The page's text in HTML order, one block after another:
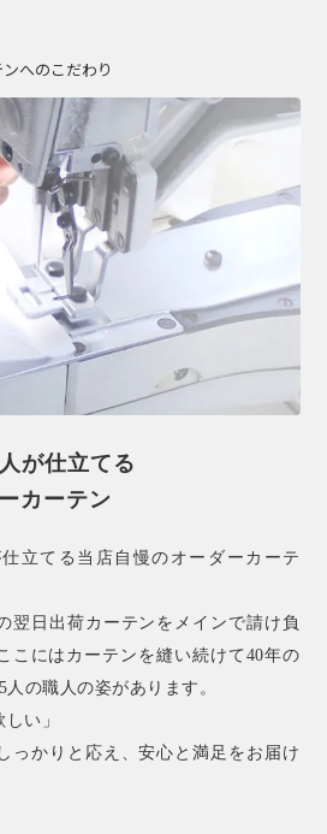
へのこだわり
が仕立てる
カーテン
立てる当店自慢のオーダーカーテ
翌日出荷カーテンをメインで請け負
こにはカーテンを縫い続けて40年の
の職人の姿があります。
い」
っかりと応え、安心と満足をお届け